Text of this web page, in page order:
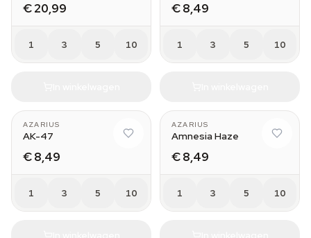
€ 20,99
1 3 5 10
€ 8,49
1 3 5 10
AZARIUS
AK-47
€ 8,49
1 3 5 10
AZARIUS
Amnesia Haze
€ 8,49
1 3 5 10